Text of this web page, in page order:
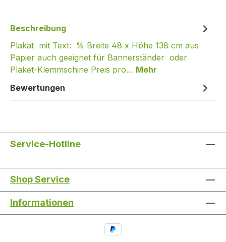
Beschreibung
Plakat mit Text: % Breite 48 x Höhe 138 cm aus
Papier auch geeignet für Bannerständer oder
Plaket-Klemmschine Preis pro… Mehr
Bewertungen
Service-Hotline
Shop Service
Informationen